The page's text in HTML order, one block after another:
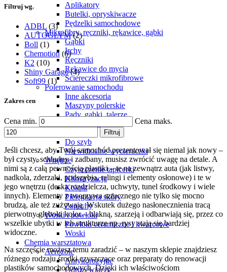
Aplikatory
Butelki, opryskiwacze
Pędzelki samochodowe
Mikrofibry, ręczniki, rękawice, gąbki
Gąbki
Irchy
Ręczniki
Rękawice do mycia
Ściereczki mikrofibrowe
Polerowanie samochodu
Inne akcesoria
Maszyny polerskie
Pady, gąbki, talerze
Do szyb
Niewidzialne wycieraczki
Wnętrze
Czyszczenie tapicerki
Klimatyzacja
Kokpit
Pielęgnacja skóry
Zapachy
Woski i powłoki
Powłoki ceramiczne i kwarcowe
Woski
Chemia warsztatowa
Aerozole
Antykorozyjne
Odrdzewiacze
Filtruj wg.
ADBL (3)
AUTOGLYM (2)
Boll (1)
Chemotion (6)
K2 (10)
Shiny Garage (4)
Soft99 (1)
Zakres cen
Cena min. Cena maks.
Filtruj
Jeśli chcesz, aby Twój samochód prezentował się niemal jak nowy –
był czysty, schludny i zadbany, musisz zwrócić uwagę na detale. A
nimi są z całą pewnością plastiki – te na zewnątrz auta (jak listwy,
nadkola, zderzaki, podszybia, relingi i elementy osłonowe) i te w
jego wnętrzu (deska rozdzielcza, uchwyty, tunel środkowy i wiele
innych). Elementy z tworzywa sztucznego nie tylko się mocno
brudzą, ale też zużywają. Wskutek dużego nasłonecznienia tracą
pierwotny głęboki kolor – blakną, szarzeją i odbarwiają się, przez co
wszelkie ubytki w ich strukturze np. rysy stają się bardziej
widoczne.
Na szczęście możesz temu zaradzić – w naszym sklepie znajdziesz
różnego rodzaju środki czyszczące oraz preparaty do renowacji
plastików samochodowych. Dzięki ich właściwościom